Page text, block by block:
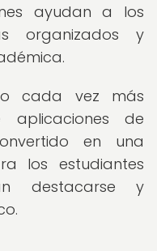
ayudan a los
organizados y
cada vez más
de
en una
los estudiantes
destacarse y